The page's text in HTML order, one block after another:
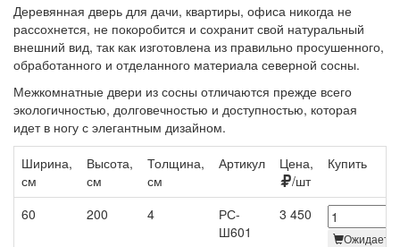
Деревянная дверь для дачи, квартиры, офиса никогда не
рассохнется, не покоробится и сохранит свой натуральный
внешний вид, так как изготовлена из правильно просушенного,
обработанного и отделанного материала северной сосны.
Межкомнатные двери из сосны отличаются прежде всего
экологичностью, долговечностью и доступностью, которая
идет в ногу с элегантным дизайном.
Ширина,
см
Высота,
см
Толщина,
см
Артикул
Цена,
/шт
Купить
60 200 4
РС-
Ш601
3 450